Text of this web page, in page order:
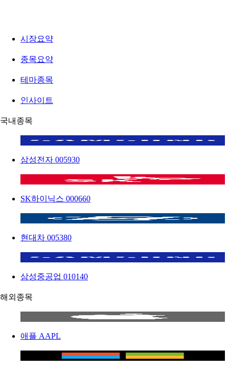
시장요약
종목요약
테마종목
인사이트
국내종목
삼성전자 005930
SK하이닉스 000660
현대차 005380
삼성중공업 010140
해외종목
애플 AAPL